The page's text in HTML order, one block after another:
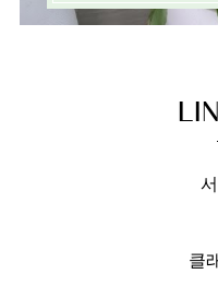
클